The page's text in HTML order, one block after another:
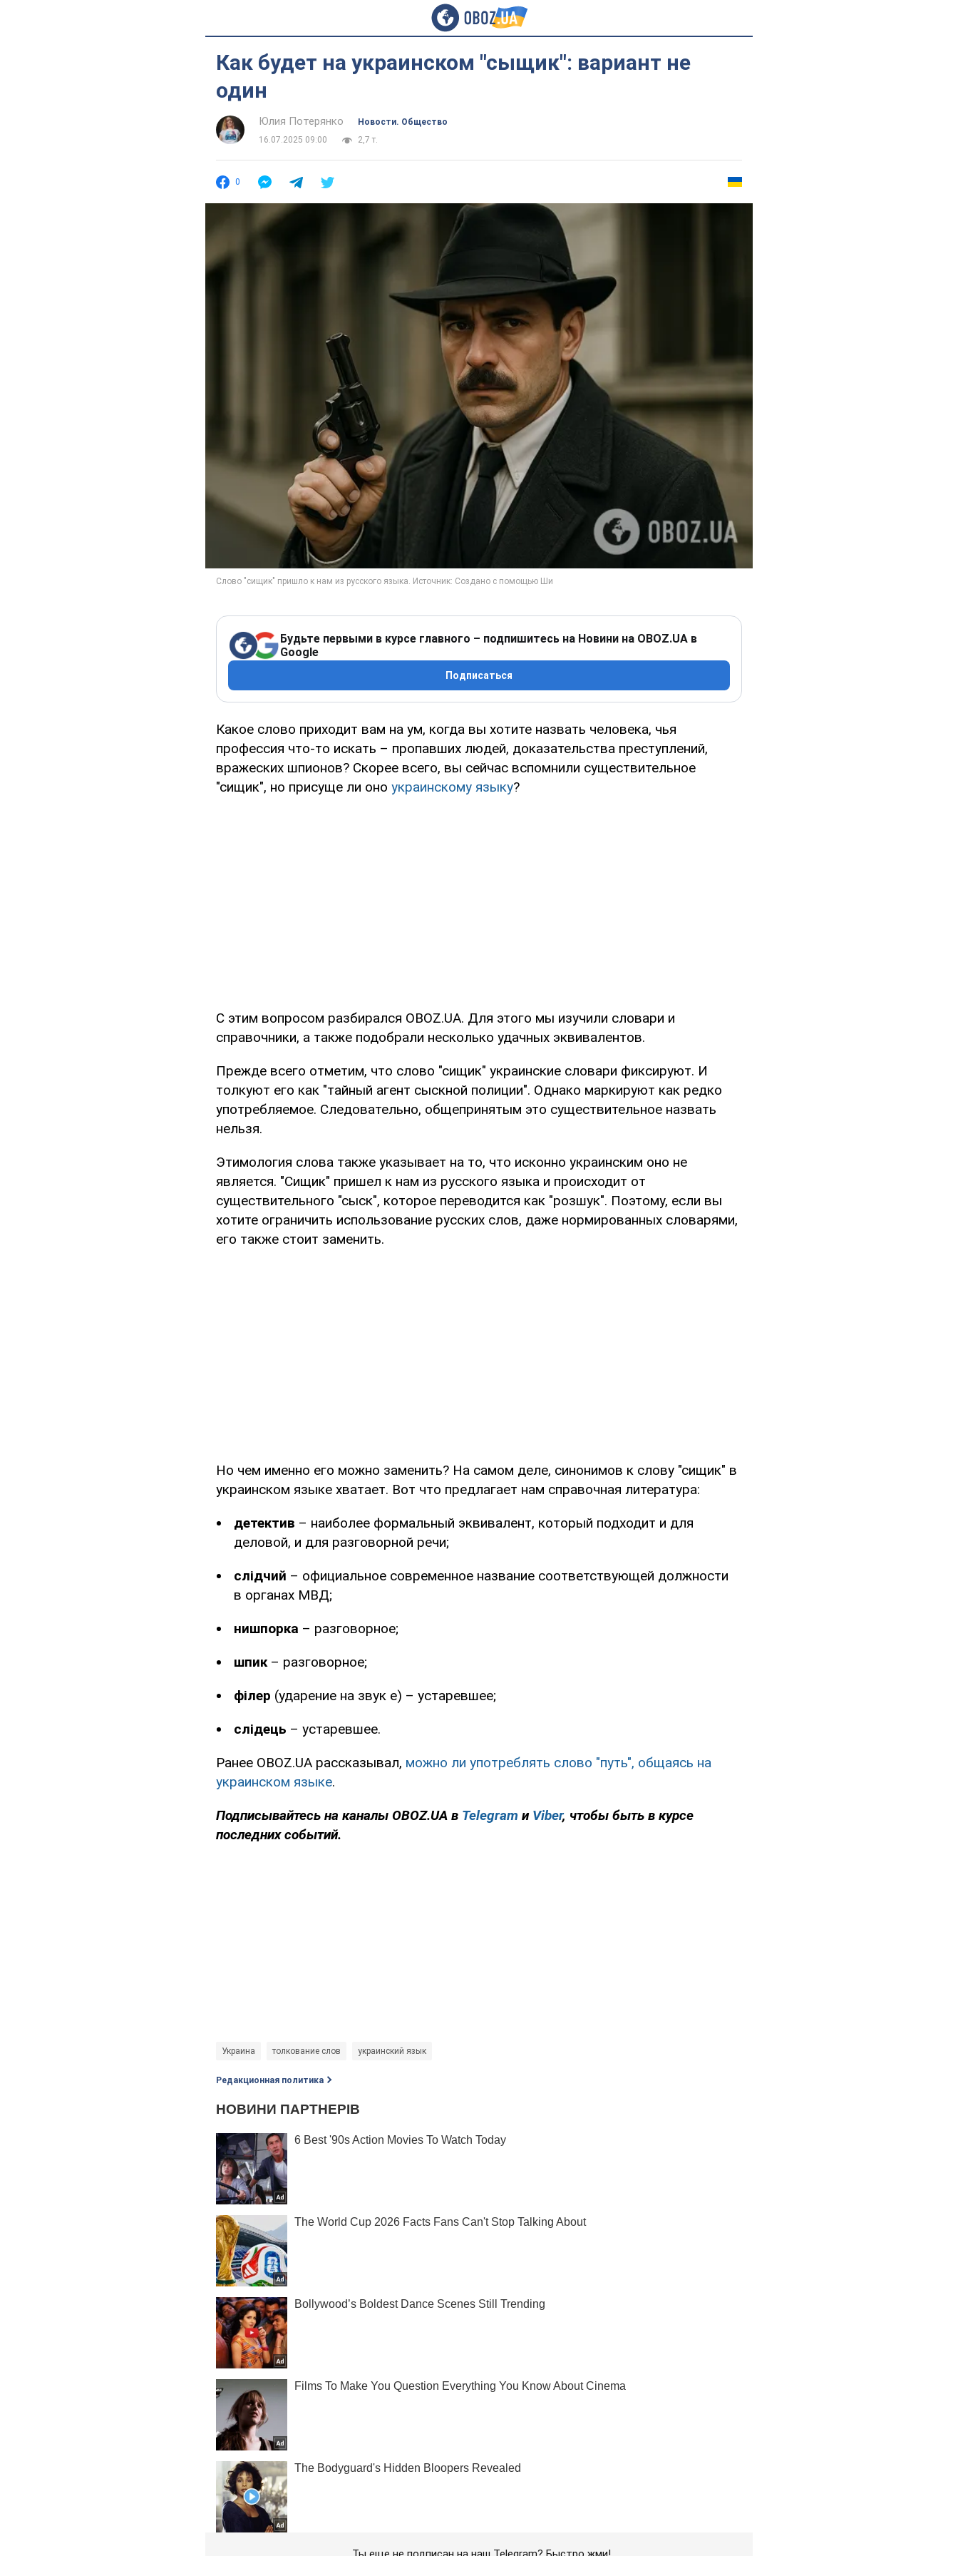
Как будет на украинском "сыщик": вариант не
один
Юлия Потерянко
Новости. Общество
16.07.2025 09:00
2,7 т.
0
Будьте первыми в курсе главного – подпишитесь на Новини на OBOZ.UA в
Google
Подписаться
Какое слово приходит вам на ум, когда вы хотите назвать человека, чья
профессия что-то искать – пропавших людей, доказательства преступлений,
вражеских шпионов? Скорее всего, вы сейчас вспомнили существительное
"сищик", но присуще ли оно украинскому языку?
С этим вопросом разбирался OBOZ.UA. Для этого мы изучили словари и
справочники, а также подобрали несколько удачных эквивалентов.
Прежде всего отметим, что слово "сищик" украинские словари фиксируют. И
толкуют его как "тайный агент сыскной полиции". Однако маркируют как редко
употребляемое. Следовательно, общепринятым это существительное назвать
нельзя.
Этимология слова также указывает на то, что исконно украинским оно не
является. "Сищик" пришел к нам из русского языка и происходит от
существительного "сыск", которое переводится как "розшук". Поэтому, если вы
хотите ограничить использование русских слов, даже нормированных словарями,
его также стоит заменить.
Но чем именно его можно заменить? На самом деле, синонимов к слову "сищик" в
украинском языке хватает. Вот что предлагает нам справочная литература:
детектив – наиболее формальный эквивалент, который подходит и для
деловой, и для разговорной речи;
слідчий – официальное современное название соответствующей должности
в органах МВД;
нишпорка – разговорное;
шпик– разговорное;
філер (ударение на звук е) – устаревшее;
слідець – устаревшее.
Ранее OBOZ.UA рассказывал, можно ли употреблять слово "путь", общаясь на
украинском языке.
Подписывайтесь на каналы OBOZ.UA в Telegram и Viber, чтобы быть в курсе
последних событий.
Украина толкование слов украинский язык
Редакционная политика